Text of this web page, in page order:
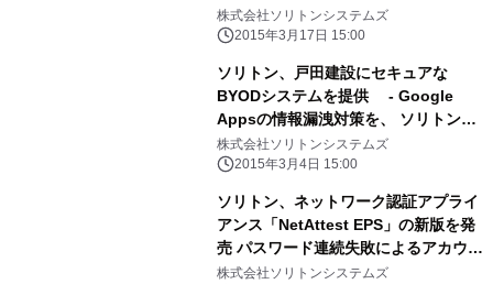
株式会社ソリトンシステムズ
2015年3月17日 15:00
ソリトン、戸田建設にセキュアな
BYODシステムを提供 - Google
Appsの情報漏洩対策を、 ソリトンの
セキュアブラウザとデジタル証明書で
実現 -
株式会社ソリトンシステムズ
2015年3月4日 15:00
ソリトン、ネットワーク認証アプライ
アンス「NetAttest EPS」の新版を発
売 パスワード連続失敗によるアカウン
トロック機能など、 認証アカウントの
株式会社ソリトンシステムズ